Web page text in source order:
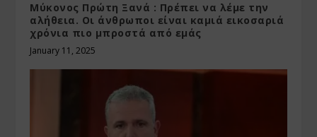
Μύκονος Πρώτη Ξανά : Πρέπει να λέμε την
αλήθεια. Οι άνθρωποι είναι καμιά εικοσαριά
χρόνια πιο μπροστά από εμάς
January 11, 2025